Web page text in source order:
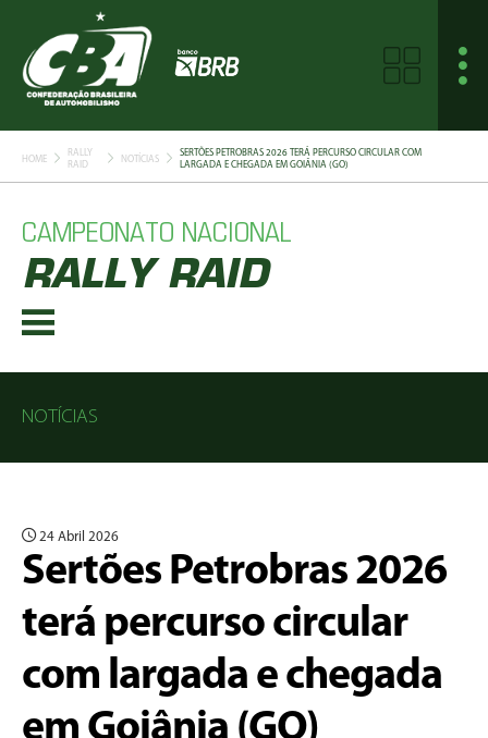
HOME
RALLY
RAID
NOTÍCIAS
SERTÕES PETROBRAS 2026 TERÁ PERCURSO CIRCULAR COM
LARGADA E CHEGADA EM GOIÂNIA (GO)
CAMPEONATO NACIONAL
RALLY RAID
NOTÍCIAS
24 Abril 2026
Sertões Petrobras 2026
terá percurso circular
com largada e chegada
em Goiânia (GO)